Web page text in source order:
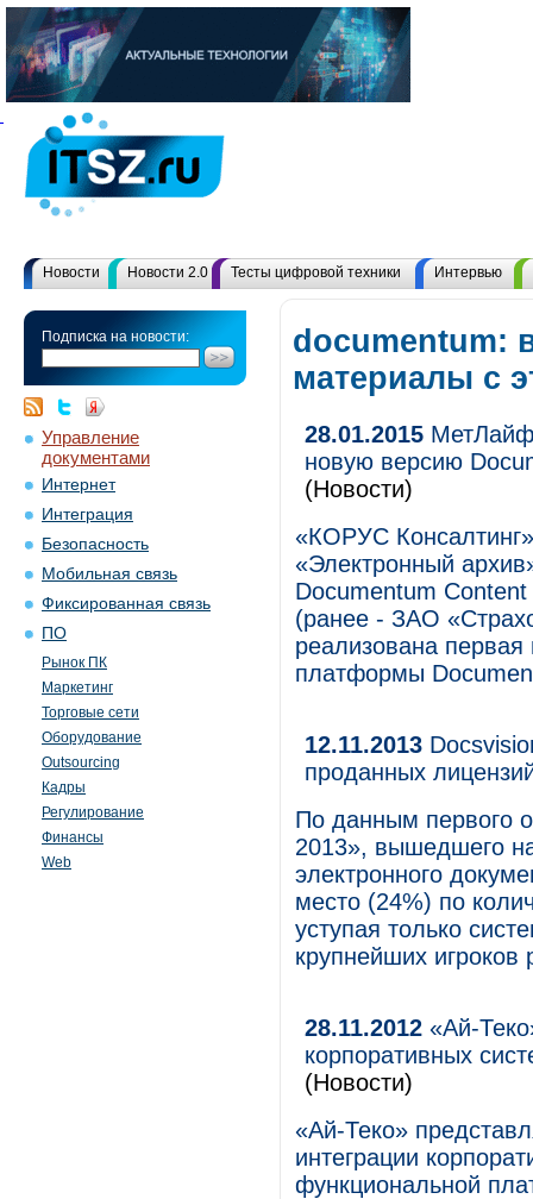
Новости Новости 2.0 Тесты цифровой техники Интервью
Подписка на новости:
Управление
документами
Интернет
Интеграция
Безопасность
Мобильная связь
Фиксированная связь
ПО
Рынок ПК
Маркетинг
Торговые сети
Оборудование
Outsourcing
Кадры
Регулирование
Финансы
Web
documentum:
материалы с
28.01.2015 МетЛайф
новую версию
(Новости)
«КОРУС
«Электронный
Documentum
(ранее - ЗАО
реализована
платформы
12.11.2013
проданных
По данным первого
2013», вышедшего
электронного
место (24%) по
уступая только
крупнейших
28.11.2012 «Ай-
корпоративных
(Новости)
«Ай-Теко»
интеграции
функциональной